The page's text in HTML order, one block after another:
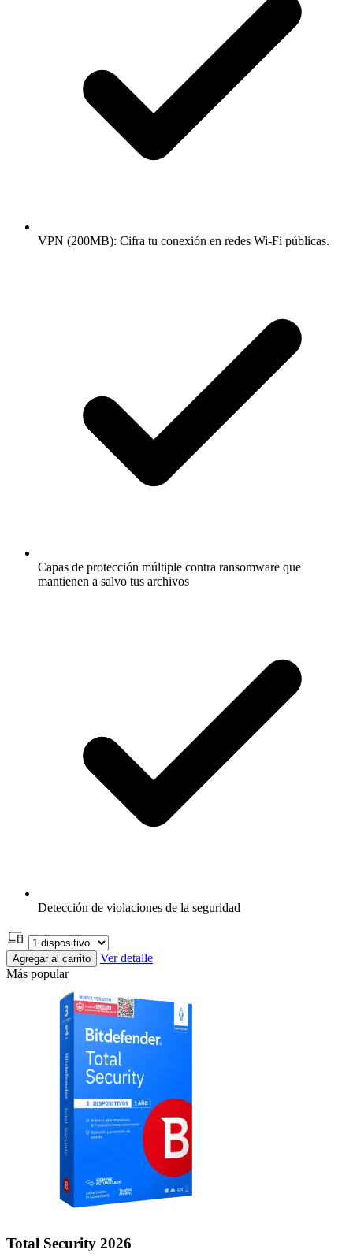
VPN (200MB): Cifra tu conexión en redes Wi-Fi públicas.
Capas de protección múltiple contra ransomware que
mantienen a salvo tus archivos
Detección de violaciones de la seguridad
Agregar al carrito
Ver detalle
Más popular
Total Security 2026